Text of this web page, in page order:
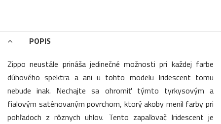
POPIS
Zippo neustále prináša jedinečné možnosti pri každej farbe
dúhového spektra a ani u tohto modelu Iridescent tomu
nebude inak. Nechajte sa ohromiť týmto tyrkysovým a
fialovým saténovaným povrchom, ktorý akoby menil farby pri
pohľadoch z rôznych uhlov. Tento zapaľovač Iridescent je